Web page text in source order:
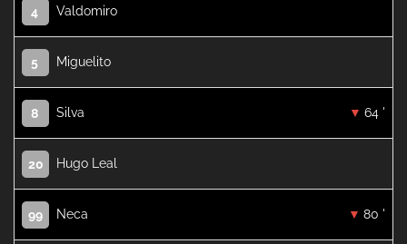
4 Valdomiro
5 Miguelito
8 Silva 64 '
20 Hugo Leal
99 Neca 80 '